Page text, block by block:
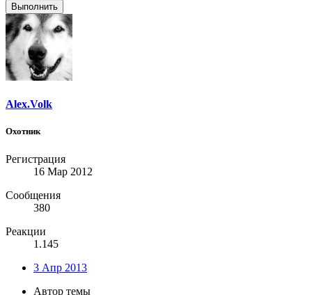
Выполнить
Alex.Volk
Охотник
Регистрация
16 Мар 2012
Сообщения
380
Реакции
1.145
3 Апр 2013
Автор темы